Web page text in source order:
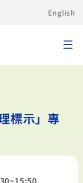
English
標示」專